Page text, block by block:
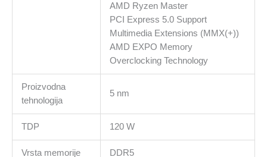
AMD Ryzen Master
PCI Express 5.0 Support
Multimedia Extensions (MMX(+))
AMD EXPO Memory
Overclocking Technology
Proizvodna
tehnologija
5 nm
TDP 120 W
Vrsta memorije DDR5